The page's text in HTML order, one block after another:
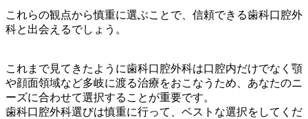
これらの観点から慎重に選ぶことで、信頼できる歯科口腔外
科と出会えるでしょう。
これまで見てきたように歯科口腔外科は口腔内だけでなく顎
や顔面領域など多岐に渡る治療をおこなうため、あなたのニ
ーズに合わせて選択することが重要です。
歯科口腔外科選びは慎重に行って、ベストな選択をしてくだ